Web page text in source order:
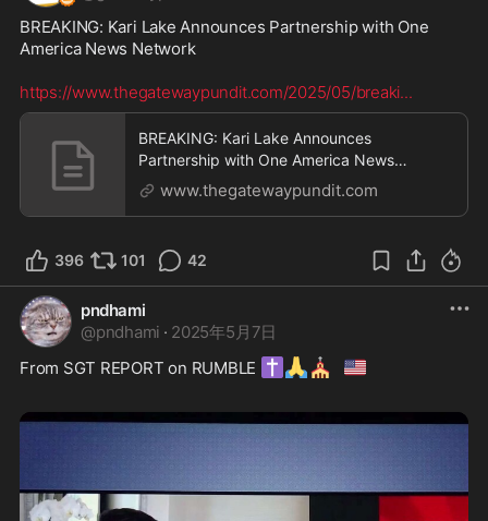
BREAKING: Kari Lake Announces Partnership with One
America News Network
https://www.thegatewaypundit.com/2025/05/breaki...
BREAKING: Kari Lake Announces
Partnership with One America News
Network | The Gateway Pundit |
www.thegatewaypundit.com
396 101 42
pndhami
@pndhami · 2025年5月7日
From SGT REPORT on RUMBLE ✝️ 🙏⛪ 🇺🇸